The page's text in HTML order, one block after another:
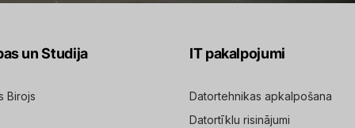
un Studija
Birojs
IT pakalpojumi
Datortehnikas apkalpošana
Datortīklu risinājumi